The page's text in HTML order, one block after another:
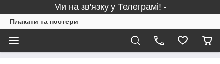
Ми на зв'язку у Телеграмі! -
Плакати та постери